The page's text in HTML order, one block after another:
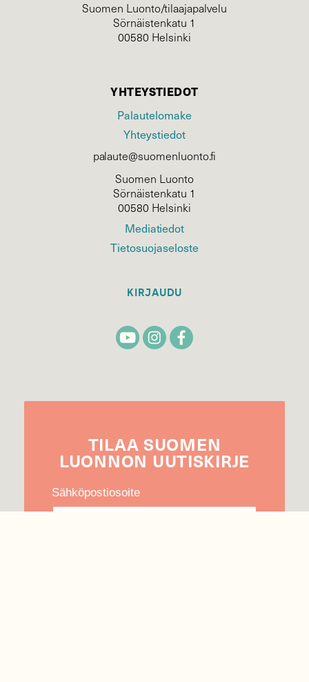
Suomen Luonto/tilaajapalvelu
Sörnäistenkatu 1
00580 Helsinki
YHTEYSTIEDOT
Palautelomake
Yhteystiedot
palaute@suomenluonto.fi
Suomen Luonto
Sörnäistenkatu 1
00580 Helsinki
Mediatiedot
Tietosuojaseloste
KIRJAUDU
TILAA SUOMEN
LUONNON UUTIS­KIRJE
Sähköpostiosoite